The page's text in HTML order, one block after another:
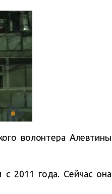
волонтера Алевтины
с 2011 года. Сейчас она